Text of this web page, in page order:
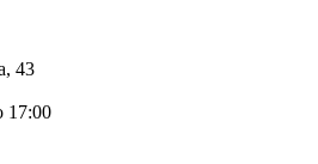
43
17:00